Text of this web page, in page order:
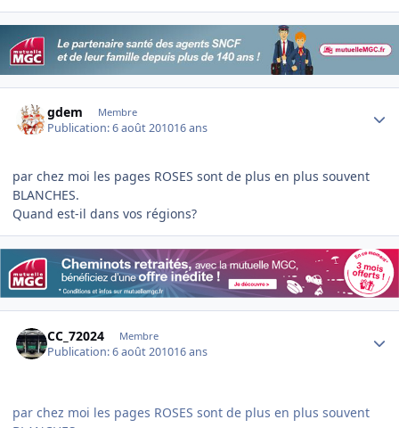
gdem Membre
Publication:6 août 201016 ans
par chez moi les pages ROSES sont de plus en plus souvent
BLANCHES.
Quand est-il dans vos régions?
CC_72024 Membre
Publication:6 août 201016 ans
par chez moi les pages ROSES sont de plus en plus souvent